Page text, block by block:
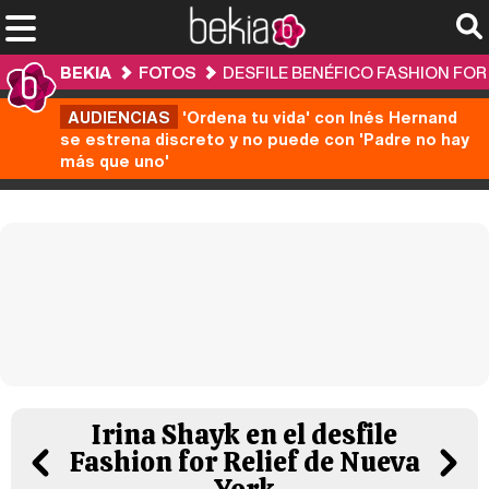
BEKIA FOTOS
DESFILE BENÉFICO FASHION
AUDIENCIAS 'Ordena tu vida' con Inés Hernand
se estrena discreto y no puede con 'Padre no hay
más que uno'
Irina Shayk en el desfile
Fashion for Relief de Nueva